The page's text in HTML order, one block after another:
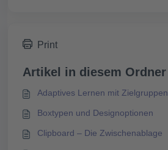
Print
Artikel in diesem Ordner
Adaptives Lernen mit Zielgruppen
Boxtypen und Designoptionen
Clipboard – Die Zwischenablage